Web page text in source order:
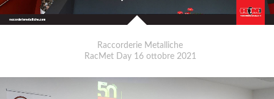
Raccorderie Metalliche
RacMet Day 16 ottobre 2021